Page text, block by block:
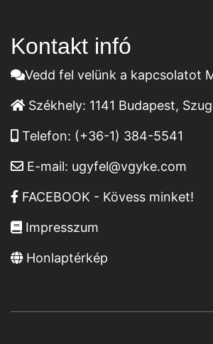
Kontakt infó
Vedd fel velünk a kapcsolatot
Székhely: 1141 Budapest,
Telefon: (+36-1) 384-5541
E-mail: ugyfel@vgyke.com
FACEBOOK - Kövess minket!
Impresszum
Honlaptérkép